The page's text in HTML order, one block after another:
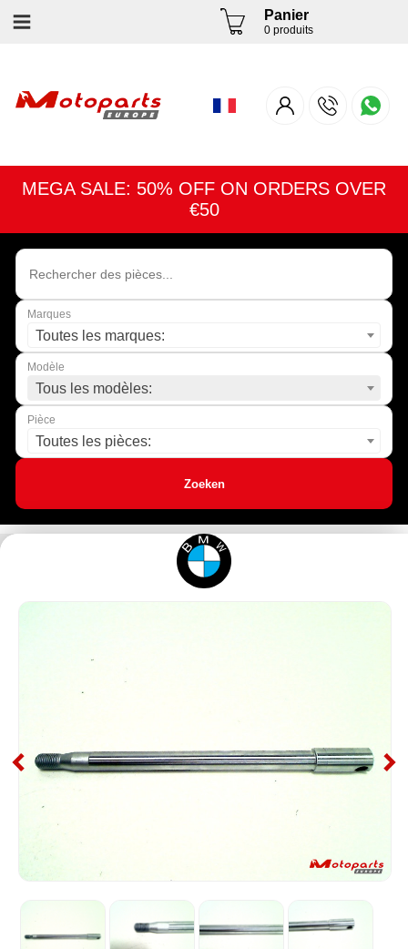
Panier
0 produits
MEGA SALE: 50% OFF ON ORDERS OVER
€50
Marques
Toutes les marques:
Modèle
Tous les modèles:
Pièce
Toutes les pièces:
Zoeken